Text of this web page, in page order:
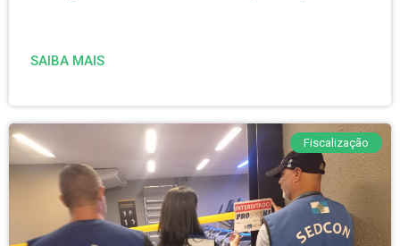
SAIBA MAIS
Fiscalização